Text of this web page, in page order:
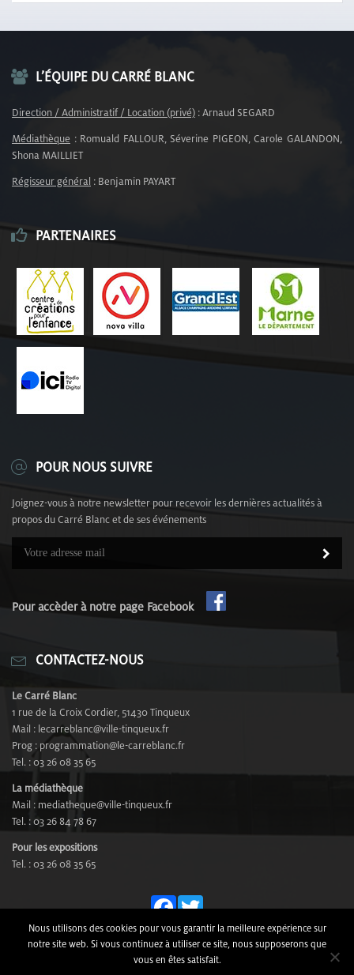
L’ÉQUIPE DU CARRÉ BLANC
Direction / Administratif / Location (privé) : Arnaud SEGARD
Médiathèque : Romuald FALLOUR, Séverine PIGEON, Carole GALANDON,
Shona MAILLIET
Régisseur général : Benjamin PAYART
PARTENAIRES
POUR NOUS SUIVRE
Joignez-vous à notre newsletter pour recevoir les dernières actualités à
propos du Carré Blanc et de ses événements
Pour accèder à notre page Facebook
CONTACTEZ-NOUS
Le Carré Blanc
1 rue de la Croix Cordier, 51430 Tinqueux
Mail : lecarreblanc@ville-tinqueux.fr
Prog : programmation@le-carreblanc.fr
Tel. : 03 26 08 35 65
La médiathèque
Mail : mediatheque@ville-tinqueux.fr
Tel. : 03 26 84 78 67
Pour les expositions
Tel. : 03 26 08 35 65
Fa
ce
bo
T
wi
tt
© Le Carré Blanc - Rue de la Croix Cordier, 51430 Tinqueux -
Tél. 03 26 08 35 65 - Mentions Légales -Plan du site-
COM4DESIGN
Nous utilisons des cookies pour vous garantir la meilleure expérience sur
notre site web. Si vous continuez à utiliser ce site, nous supposerons que
vous en êtes satisfait.